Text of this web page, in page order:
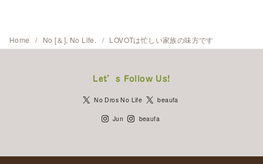
Home No [＆], No Life. LOVOTは忙しい家族の味方です
Let’s Follow Us!
No Dros No Life beaufa
Jun beaufa